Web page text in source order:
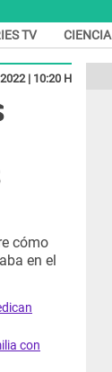
TV CIENCIA
| 10:20 H
cómo
en el
con